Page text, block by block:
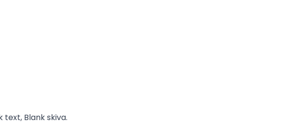
text, Blank skiva.